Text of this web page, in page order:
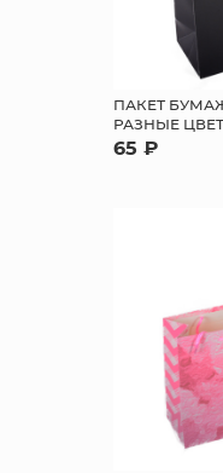
ПАКЕТ
РАЗНЫЕ
65 ₽